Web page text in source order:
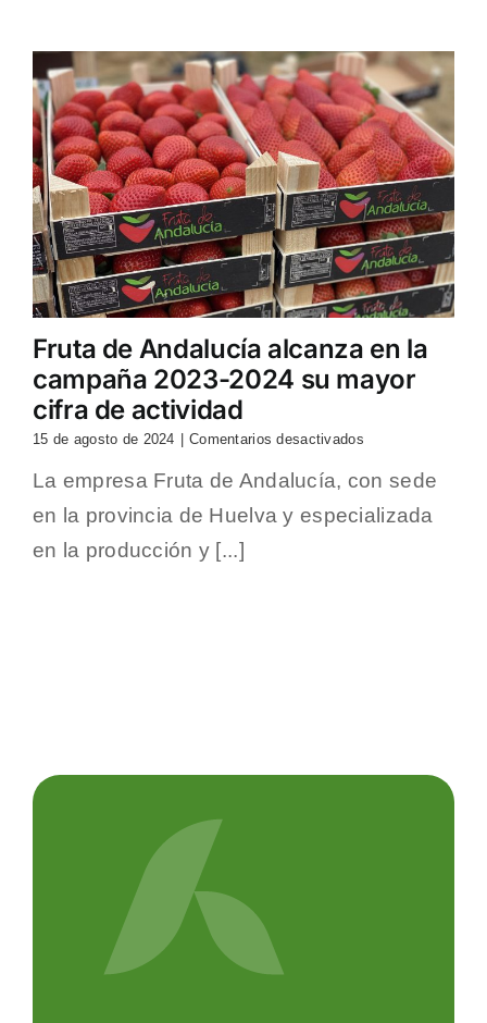
crecimiento
de
sus
exportaciones
y
la
apertura
de
nuevos
mercados
Fruta de Andalucía alcanza en la
campaña 2023-2024 su mayor
cifra de actividad
15 de agosto de 2024 | Comentarios desactivadosen
de
alcanza
La empresa Fruta de Andalucía, con sede
en la provincia de Huelva y especializada
en la producción y [...]